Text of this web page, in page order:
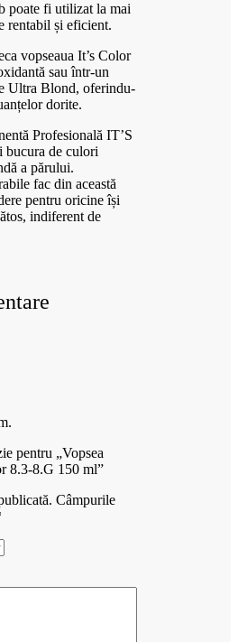
poate fi utilizat la mai
rentabil și eficient.
vopseaua It’s Color
sau într-un
Ultra Blond, oferindu-
dorite.
Profesională IT’S
de culori
a părului.
fac din această
pentru oricine își
indiferent de
pentru „Vopsea
8.3-8.G 150 ml”
Câmpurile